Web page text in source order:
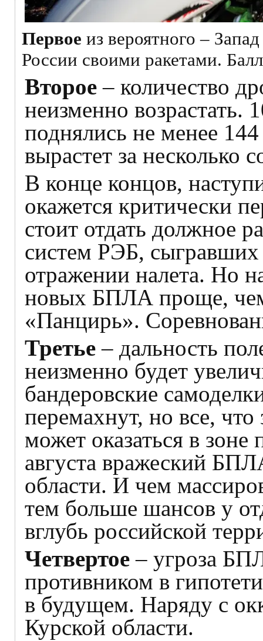
Первое из вероятного –
России своими ракетами.
Второе – количество
неизменно возрастать.
поднялись не менее
вырастет за несколько
В конце концов,
окажется критически
стоит отдать должное
систем РЭБ,
отражении налета. Но
новых БПЛА проще,
«Панцирь».
Третье– дальность
неизменно будет
бандеровские
перемахнут, но все,
может оказаться в
августа вражеский
области. И чем
тем больше шансов у
вглубь российской
Четвертое – угроза
противником в
в будущем. Наряду с
Курской области.